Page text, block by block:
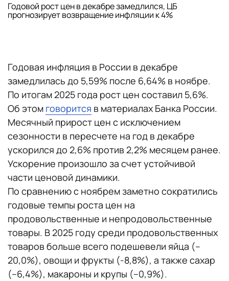
Годовой рост цен в декабре замедлился, ЦБ
прогнозирует возвращение инфляции к 4%
Годовая инфляция в России в декабре
замедлилась до 5,59% после 6,64% в ноябре.
По итогам 2025 года рост цен составил 5,6%.
Об этом говорится в материалах Банка России.
Месячный прирост цен с исключением
сезонности в пересчете на год в декабре
ускорился до 2,6% против 2,2% месяцем ранее.
Ускорение произошло за счет устойчивой
части ценовой динамики.
По сравнению с ноябрем заметно сократились
годовые темпы роста цен на
продовольственные и непродовольственные
товары. В 2025 году среди продовольственных
товаров больше всего подешевели яйца (–
20,0%), овощи и фрукты (-8,8%), а также сахар
(–6,4%), макароны и крупы (–0,9%).